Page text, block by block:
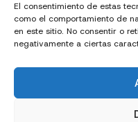
El consentimiento de estas
como el comportamiento de
en este sitio. No consentir o
negativamente a ciertas